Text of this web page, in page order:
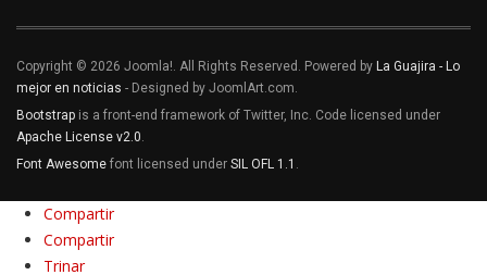
Copyright © 2026 Joomla!. All Rights Reserved. Powered by La Guajira - Lo
mejor en noticias - Designed by JoomlArt.com.
Bootstrap is a front-end framework of Twitter, Inc. Code licensed under
Apache License v2.0.
Font Awesome font licensed under SIL OFL 1.1 .
Compartir
Compartir
Trinar